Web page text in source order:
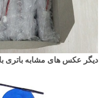
دیگر عکس های مشابه باتری باتری